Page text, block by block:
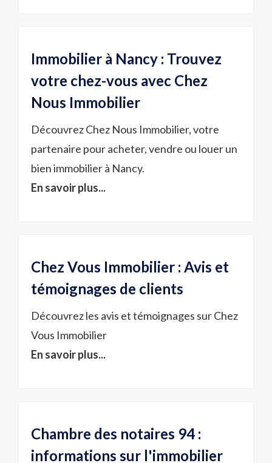
Immobilier à Nancy : Trouvez
votre chez-vous avec Chez
Nous Immobilier
Découvrez Chez Nous Immobilier, votre
partenaire pour acheter, vendre ou louer un
bien immobilier à Nancy.
En savoir plus...
Chez Vous Immobilier : Avis et
témoignages de clients
Découvrez les avis et témoignages sur Chez
Vous Immobilier
En savoir plus...
Chambre des notaires 94 :
informations sur l'immobilier